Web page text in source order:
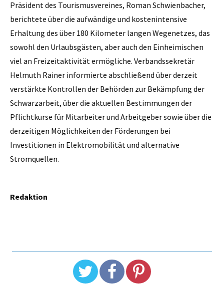
Präsident des Tourismusvereines, Roman Schwienbacher,
berichtete über die aufwändige und kostenintensive
Erhaltung des über 180 Kilometer langen Wegenetzes, das
sowohl den Urlaubsgästen, aber auch den Einheimischen
viel an Freizeitaktivität ermögliche. Verbandssekretär
Helmuth Rainer informierte abschließend über derzeit
verstärkte Kontrollen der Behörden zur Bekämpfung der
Schwarzarbeit, über die aktuellen Bestimmungen der
Pflichtkurse für Mitarbeiter und Arbeitgeber sowie über die
derzeitigen Möglichkeiten der Förderungen bei
Investitionen in Elektromobilität und alternative
Stromquellen.
Redaktion